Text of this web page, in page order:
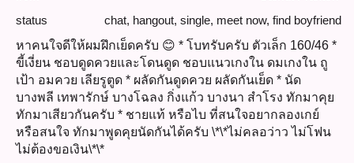
status
chat, hangout, single, meet now, find boyfriend
หาคนใจดีให้ผมฝึกเย็ดครับ 😊 * โบทรับครับ ตัวเล็ก 160/46 *
ขี้เงี่ยน ชอบดูดควยและโดนดูด ชอบแนวเกงใน ดมเกงใน ถู
เป้า อมควย เลียรูตูด * ผลัดกันดูดควย ผลัดกันเย็ด * นัด
บางพลี เทพารักษ์ บางโฉลง กิ่งแก้ว บางนา สำโรง ทักมาคุย
ทักมาเสียวกันครับ * ชายแท้ หรือไบ ที่สนใจอยากลองเกย์
หรือสนใจ ทักมาพูดคุยนัดกันได้ครับ \*\*ไม่คลอว่าว ไม่โฟน
ไม่ต้องขอเงิน\*\*